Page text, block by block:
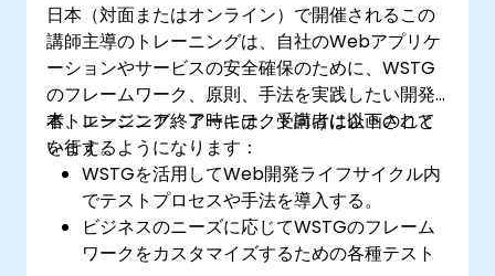
日本（対面またはオンライン）で開催されるこの
講師主導のトレーニングは、自社のWebアプリケ
ーションやサービスの安全確保のために、WSTG
のフレームワーク、原則、手法を実践したい開発
者、エンジニア、アーキテクト向けに企画されて
います。
本トレーニング終了時には、受講者は以下のこと
を行えるようになります：
WSTGを活用してWeb開発ライフサイクル内
でテストプロセスや手法を導入する。
ビジネスのニーズに応じてWSTGのフレーム
ワークをカスタマイズするための各種テスト